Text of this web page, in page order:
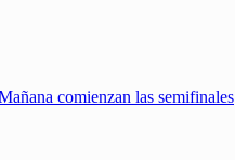
comienzan las semifinales